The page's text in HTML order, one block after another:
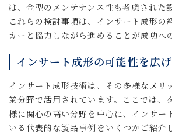
は、金型のメンテナンス性も考慮された
これらの検討事項は、インサート成形の
カーと協力しながら進めることが成功へ
インサート成形の可能性を広
インサート成形技術は、その多様なメリ
業分野で活用されています。ここでは、
様に関心の高い分野を中心に、インサー
いる代表的な製品事例をいくつかご紹介